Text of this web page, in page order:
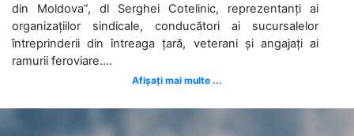
din Moldova”, dl Serghei Cotelinic, reprezentanți ai
organizațiilor sindicale, conducători ai sucursalelor
întreprinderii din întreaga țară, veterani și angajați ai
ramurii feroviare....
Afișați mai multe ...